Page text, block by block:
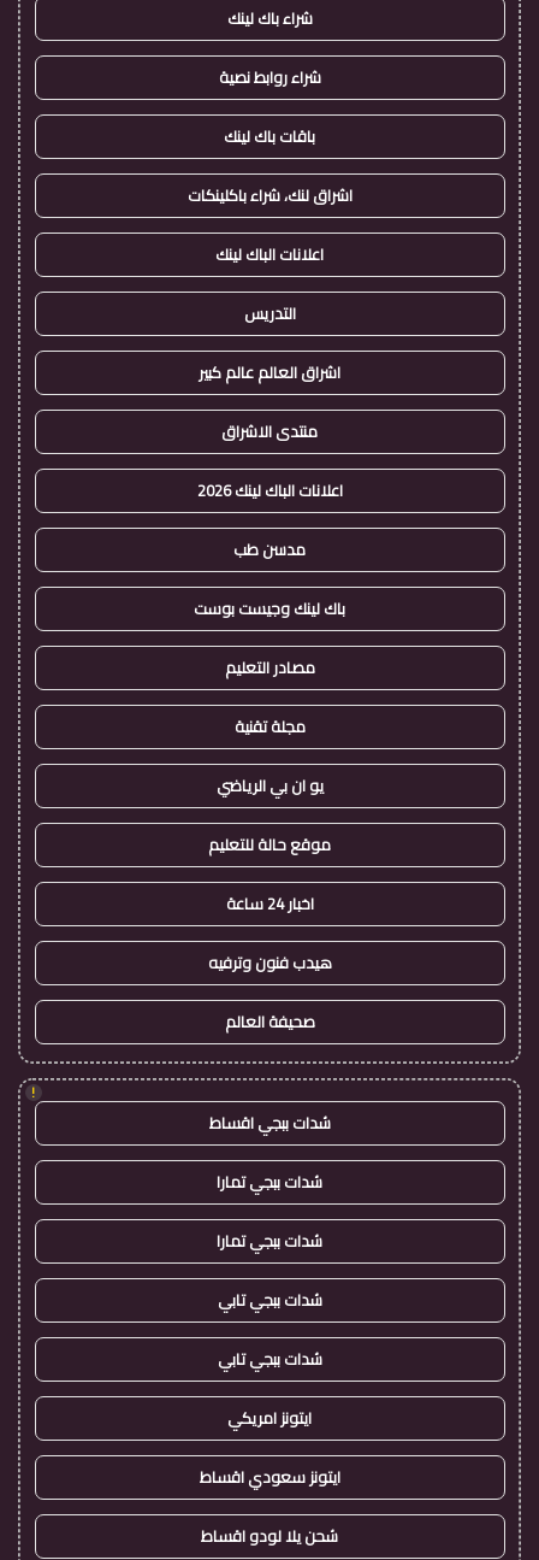
شراء باك لينك
شراء روابط نصية
باقات باك لينك
اشراق لنك، شراء باكلينكات
اعلانات الباك لينك
التدريس
اشراق العالم عالم كبير
منتدى الاشراق
اعلانات الباك لينك 2026
مدسن طب
باك لينك وجيست بوست
مصادر التعليم
مجلة تقنية
يو ان بي الرياضي
موقع حالة للتعليم
اخبار 24 ساعة
هيدب فنون وترفيه
صحيفة العالم
!
شدات ببجي اقساط
شدات ببجي تمارا
شدات ببجي تمارا
شدات ببجي تابي
شدات ببجي تابي
ايتونز امريكي
ايتونز سعودي اقساط
شحن يلا لودو اقساط